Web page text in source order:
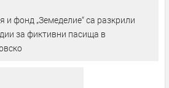
и фонд „Земеделие“ са разкрили
за фиктивни пасища в